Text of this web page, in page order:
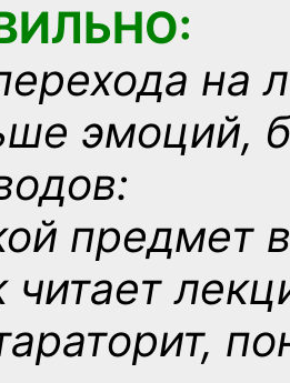
на
эмоций,
предмет
читает